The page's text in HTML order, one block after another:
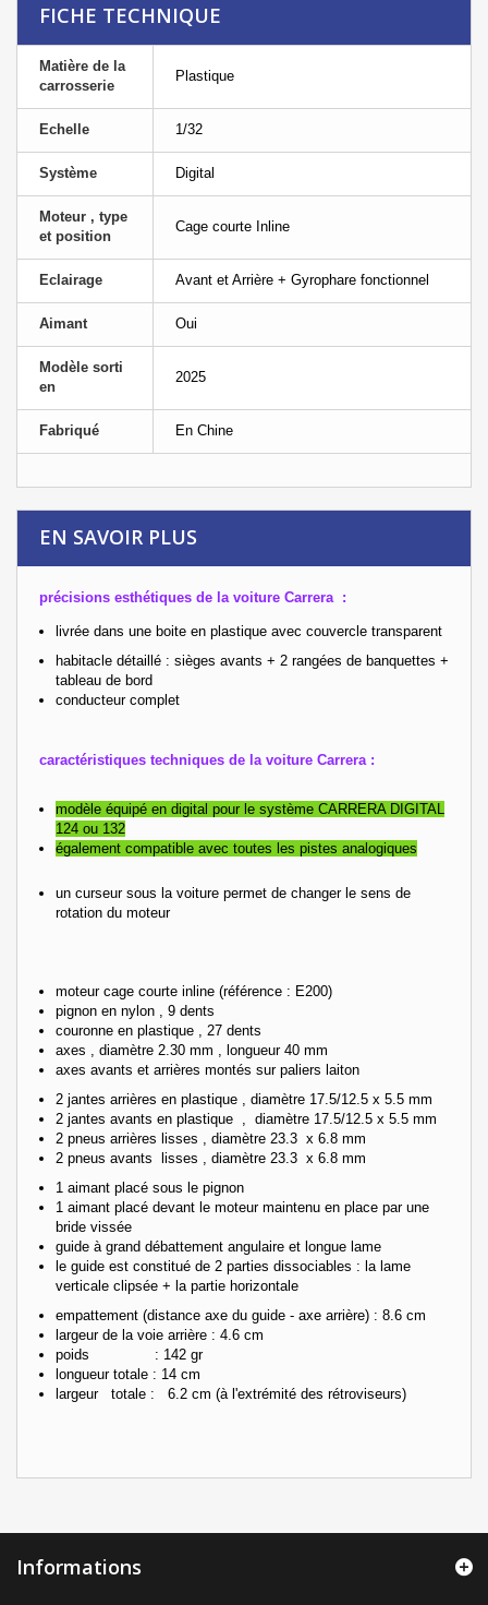
FICHE TECHNIQUE
Matière de la
carrosserie
Plastique
Echelle 1/32
Système Digital
Moteur , type
et position
Cage courte Inline
Eclairage Avant et Arrière + Gyrophare fonctionnel
Aimant Oui
Modèle sorti
en
2025
Fabriqué En Chine
EN SAVOIR PLUS
précisions esthétiques de la voiture Carrera :
livrée dans une boite en plastique avec couvercle transparent
habitacle détaillé : sièges avants + 2 rangées de banquettes +
tableau de bord
conducteur complet
caractéristiques techniques de la voiture Carrera :
modèle équipé en digital pour le système CARRERA DIGITAL
124 ou 132
également compatible avec toutes les pistes analogiques
un curseur sous la voiture permet de changer le sens de
rotation du moteur
moteur cage courte inline (référence : E200)
pignon en nylon , 9 dents
couronne en plastique , 27 dents
axes , diamètre 2.30 mm , longueur 40 mm
axes avants et arrières montés sur paliers laiton
2 jantes arrières en plastique , diamètre 17.5/12.5 x 5.5 mm
2 jantes avants en plastique , diamètre 17.5/12.5 x 5.5 mm
2 pneus arrières lisses , diamètre 23.3 x 6.8 mm
2 pneus avants lisses , diamètre 23.3 x 6.8 mm
1 aimant placé sous le pignon
1 aimant placé devant le moteur maintenu en place par une
bride vissée
guide à grand débattement angulaire et longue lame
le guide est constitué de 2 parties dissociables : la lame
verticale clipsée + la partie horizontale
empattement (distance axe du guide - axe arrière) : 8.6 cm
largeur de la voie arrière : 4.6 cm
poids : 142 gr
longueur totale : 14 cm
largeur totale : 6.2 cm (à l'extrémité des rétroviseurs)
Informations